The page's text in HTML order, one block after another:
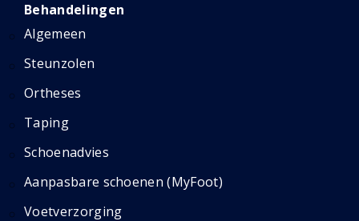
Behandelingen
Algemeen
Steunzolen
Ortheses
Taping
Schoenadvies
Aanpasbare schoenen (MyFoot)
Voetverzorging